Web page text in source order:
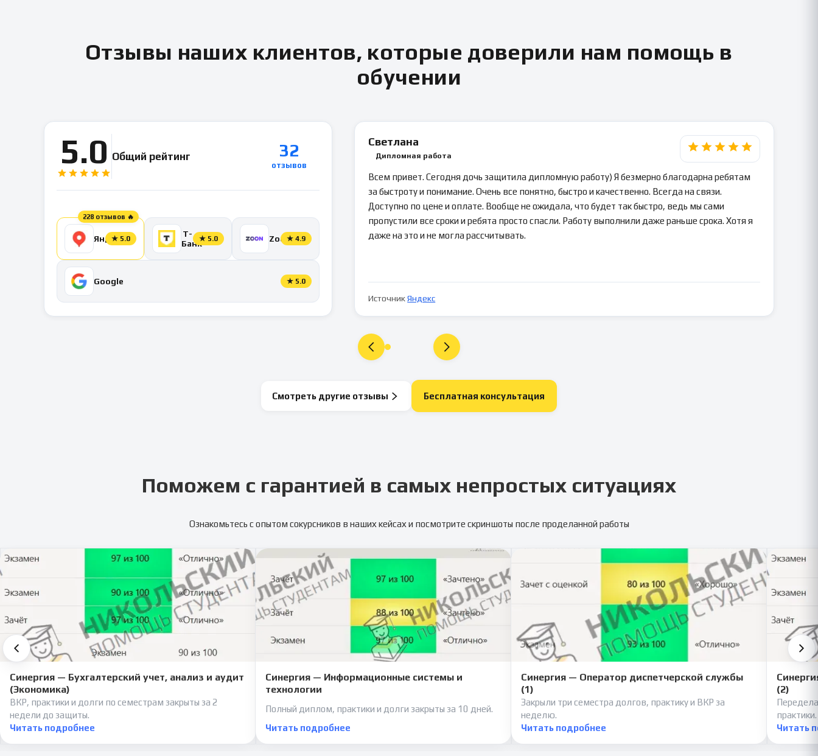
Отзывы наших клиентов, которые доверили нам помощь в
обучении
5.0 Общий рейтинг 32
отзывов
228 отзывов 🔥
Яндекс
★ 5.0
Т-
Банк★ 5.0 Zoon★4.9
Google ★ 5.0
Светлана
Дипломная работа
Всем привет. Сегодня дочь защитила дипломную работу) Я безмерно благодарна ребятам
за быстроту и понимание. Очень все понятно, быстро и качественно. Всегда на связи.
Доступно по цене и оплате. Вообще не ожидала, что будет так быстро, ведь мы сами
пропустили все сроки и ребята просто спасли. Работу выполнили даже раньше срока. Хотя я
даже на это и не могла рассчитывать.
Источник Яндекс
Смотреть другие отзывы Бесплатная консультация
Поможем с гарантией в самых непростых ситуациях
Ознакомьтесь с опытом сокурсников в наших кейсах и посмотрите скриншоты после проделанной работы
Синергия — Бухгалтерский учет, анализ и аудит
(Экономика)
ВКР, практики и долги по семестрам закрыты за 2
недели до защиты.
Читать подробнее
Синергия — Информационные системы и
технологии
Полный диплом, практики и долги закрыты за 10 дней.
Читать подробнее
Синергия — Оператор диспетчерской службы
(1)
Закрыли три семестра долгов, практику и ВКР за
неделю.
Читать подробнее
(2)
практики.
Читать